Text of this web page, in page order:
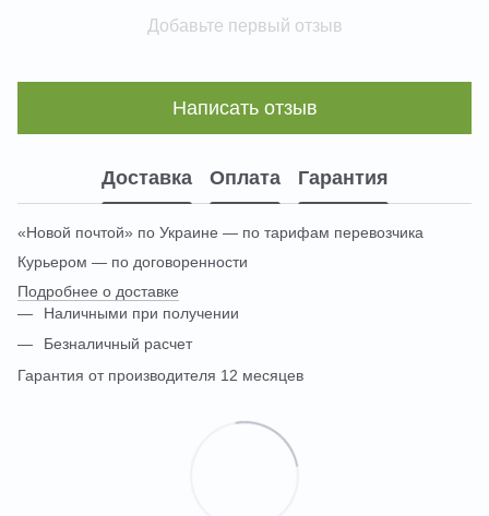
Добавьте первый отзыв
Написать отзыв
Доставка Оплата Гарантия
«Новой почтой» по Украине — по тарифам перевозчика
Курьером — по договоренности
Подробнее о доставке
Наличными при получении
Безналичный расчет
Гарантия от производителя 12 месяцев